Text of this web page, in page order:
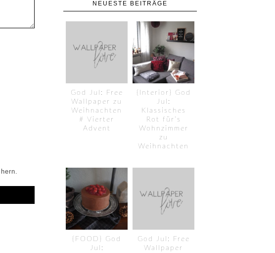
NEUESTE BEITRÄGE
God Jul: Free
Wallpaper zu
Weihnachten
# Vierter
Advent
{Interior} God
Jul:
Klassisches
Rot für’s
Wohnzimmer
zu
Weihnachten
{FOOD} God
Jul:
God Jul: Free
Wallpaper